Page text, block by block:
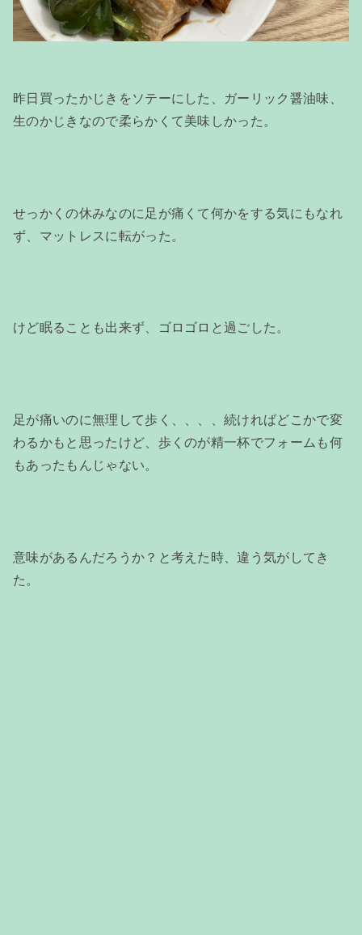
昨日買ったかじきをソテーにした、ガーリック醤油味、
生のかじきなので柔らかくて美味しかった。
せっかくの休みなのに足が痛くて何かをする気にもなれ
ず、マットレスに転がった。
けど眠ることも出来ず、ゴロゴロと過ごした。
足が痛いのに無理して歩く、、、、続ければどこかで変
わるかもと思ったけど、歩くのが精一杯でフォームも何
もあったもんじゃない。
意味があるんだろうか？と考えた時、違う気がしてき
た。